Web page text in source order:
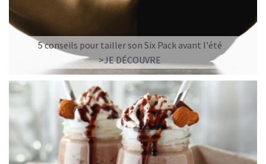
5 conseils pour tailler son Six Pack avant l'été
>JE DÉCOUVRE